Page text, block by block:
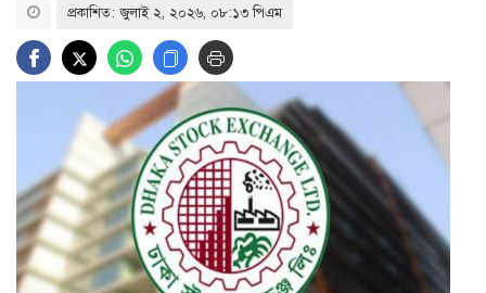
প্রকাশিত: জুলাই ২, ২০২৬, ০৮:১৩ পিএম